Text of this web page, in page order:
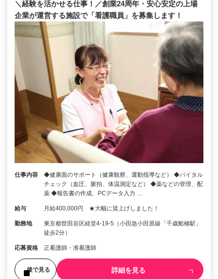
＼経験を活かせる仕事！／創業24周年・安心安定の上場
企業が運営する施設で「看護職員」を募集します！
仕事内容
◆健康面のサポート（健康観察、運動指導など） ◆バイタル
チェック（血圧、脈拍、体温測定など） ◆薬などの管理、配
薬 ◆報告書の作成、PCデータ入力 …
給与 月給400,000円 ★大幅に賃上げしました！
勤務地
東京都世田谷区経堂4-19-5（小田急小田原線「千歳船橋駅」
徒歩2分）
応募資格 正看護師・准看護師
後で見る 詳細を見る